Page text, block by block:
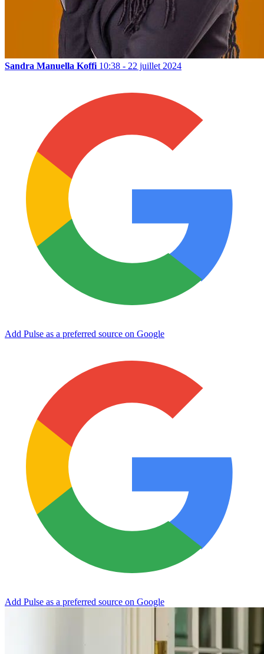
Sandra Manuella Koffi 10:38 - 22 juillet 2024
Add Pulse as a preferred source on Google
Add Pulse as a preferred source on Google